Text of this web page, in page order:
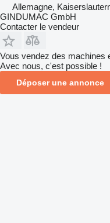
Allemagne,
GINDUMAC GmbH
Contacter le vendeur
Vous vendez des machines
Avec nous, c'est possible !
Déposer une annonce